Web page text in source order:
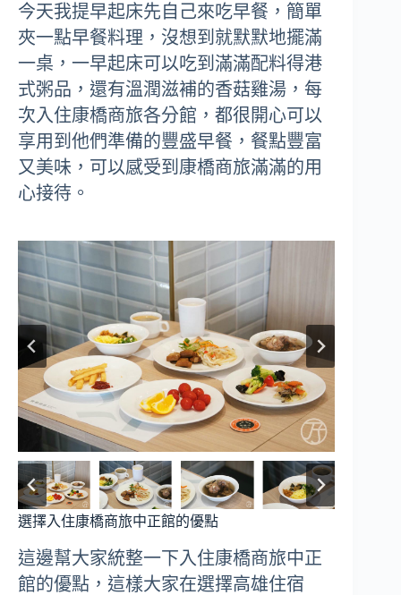
今天我提早起床先自己來吃早餐，簡單
夾一點早餐料理，沒想到就默默地擺滿
一桌，一早起床可以吃到滿滿配料得港
式粥品，還有溫潤滋補的香菇雞湯，每
次入住康橋商旅各分館，都很開心可以
享用到他們準備的豐盛早餐，餐點豐富
又美味，可以感受到康橋商旅滿滿的用
心接待。
選擇入住康橋商旅中正館的優點
這邊幫大家統整一下入住康橋商旅中正
館的優點，這樣大家在選擇高雄住宿